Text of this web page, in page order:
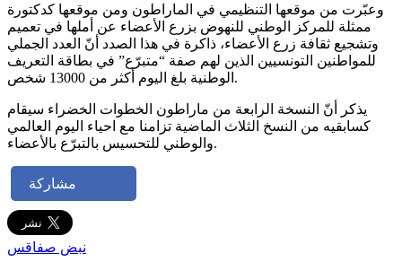
وعبّرت من موقعها التنظيمي في الماراطون ومن موقعها كدكتورة
ممثلة للمركز الوطني للنهوض بزرع الأعضاء عن أملها في تعميم
وتشجيع ثقافة زرع الأعضاء، ذاكرة في هذا الصدد أنّ العدد الجملي
للمواطنين التونسيين الذين لهم صفة “متبرّع” في بطاقة التعريف
الوطنية بلغ اليوم أكثر من 13000 شخص.
يذكر أنّ النسخة الرابعة من ماراطون الخطوات الخضراء سيقام
كسابقيه من النسخ الثلاث الماضية تزامنا مع احياء اليوم العالمي
والوطني للتحسيس بالتبرّع بالأعضاء.
مشاركة
نبض صفاقس